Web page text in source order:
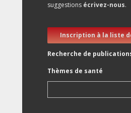
suggestions écrivez-nous.
Inscription à la liste
Recherche de
Thèmes de santé